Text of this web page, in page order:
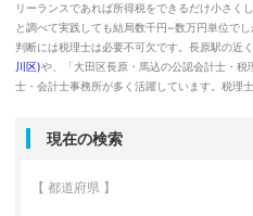
リーランスであれば所得税をできるだけ小さく
と調べて実践しても結局数千円~数万円単位で
判断には税理士は必要不可欠です。長原駅の
川区)や、「大田区長原・馬込の公認会計士・
士・会計士事務所が多く活躍しています。税理
現在の検索
【 都道府県 】